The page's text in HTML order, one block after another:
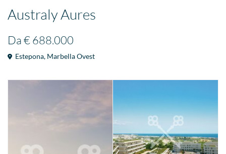
Australy Aures
Da€ 688.000
Estepona, Marbella Ovest